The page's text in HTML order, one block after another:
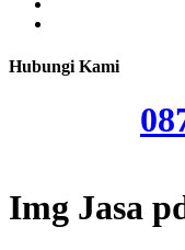
Hubungi Kami
Img Jasa